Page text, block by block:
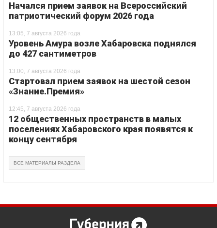
Начался прием заявок на Всероссийский
патриотический форум 2026 года
13:05, 7 августа 2026 года
Уровень Амура возле Хабаровска поднялся
до 427 сантиметров
13:00, 7 августа 2026 года
Стартовал прием заявок на шестой сезон
«Знание.Премия»
12:45, 7 августа 2026 года
12 общественных пространств в малых
поселениях Хабаровского края появятся к
концу сентября
ВСЕ МАТЕРИАЛЫ РАЗДЕЛА